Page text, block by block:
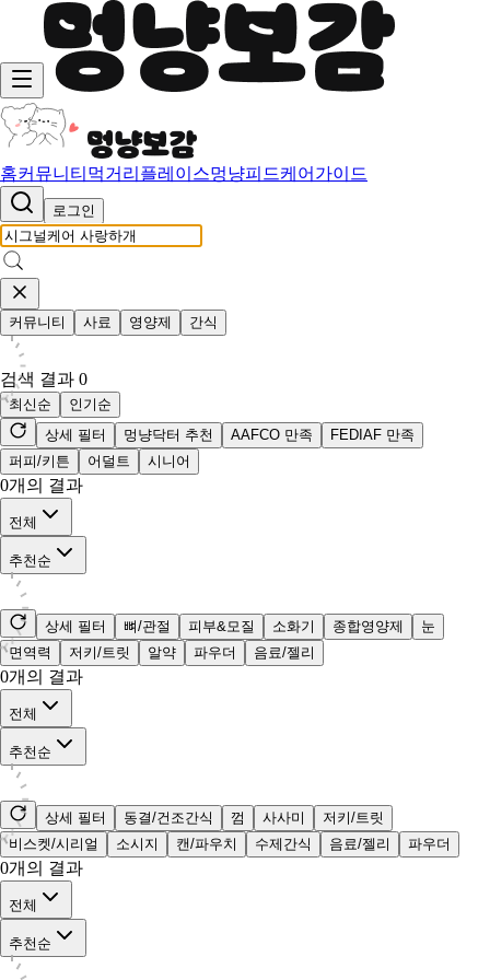
홈커뮤니티 먹거리 플레이스멍냥피드케어가이드
로그인
커뮤니티 사료 영양제 간식
검색 결과 0
최신순
인기순
상세 필터
멍냥닥터 추천 AAFCO 만족
FEDIAF 만족
퍼피/키튼
어덜트 시니어
0개의 결과
전체
추천순
상세 필터 뼈/관절 피부&모질 소화기 종합영양제
눈
면역력
저키/트릿 알약 파우더 음료/젤리
0개의 결과
전체
추천순
상세 필터 동결/건조간식 껌 사사미
저키/트릿
비스켓/시리얼
소시지 캔/파우치 수제간식 음료/젤리 파우더
0개의 결과
전체
추천순